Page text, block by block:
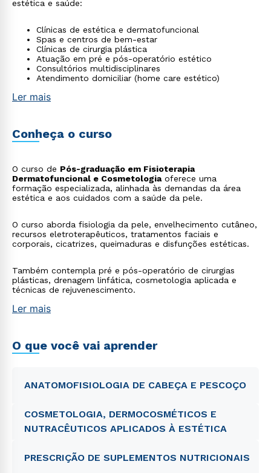
estética e saúde:
Clínicas de estética e dermatofuncional
Spas e centros de bem-estar
Clínicas de cirurgia plástica
Atuação em pré e pós-operatório estético
Consultórios multidisciplinares
Atendimento domiciliar (home care estético)
Ler mais
Conheça o curso
O curso de Pós-graduação em Fisioterapia
Dermatofuncional e Cosmetologiaoferece uma
formação especializada, alinhada às demandas da área
estética e aos cuidados com a saúde da pele.
O curso aborda fisiologia da pele, envelhecimento cutâneo,
recursos eletroterapêuticos, tratamentos faciais e
corporais, cicatrizes, queimaduras e disfunções estéticas.
Também contempla pré e pós-operatório de cirurgias
plásticas, drenagem linfática, cosmetologia aplicada e
técnicas de rejuvenescimento.
Ler mais
O que você vai aprender
ANATOMOFISIOLOGIA DE CABEÇA E PESCOÇO
COSMETOLOGIA, DERMOCOSMÉTICOS E
NUTRACÊUTICOS APLICADOS À ESTÉTICA
PRESCRIÇÃO DE SUPLEMENTOS NUTRICIONAIS